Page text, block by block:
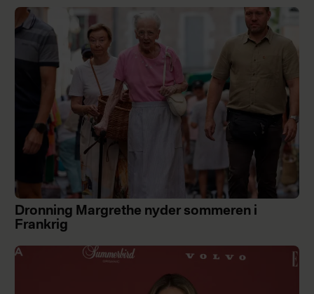
Dronning Margrethe nyder sommeren i
Frankrig